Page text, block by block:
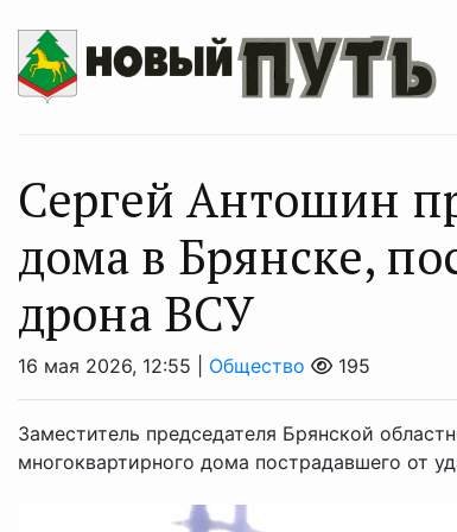
Сергей Антошин
дома в Брянске,
дрона ВСУ
16 мая 2026, 12:55 | Общество 195
Заместитель председателя Брянской
многоквартирного дома пострадавшего от